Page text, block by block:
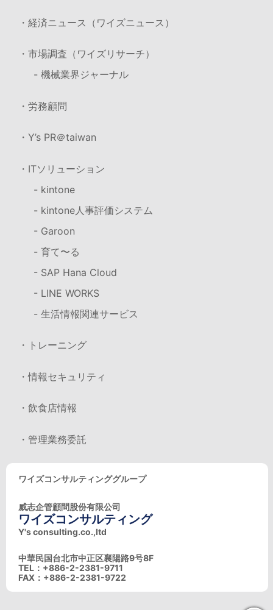
・経済ニュース（ワイズニュース）
・市場調査（ワイズリサーチ）
- 機械業界ジャーナル
・労務顧問
・Y’s PR＠taiwan
・ITソリューション
- kintone
- kintone人事評価システム
- Garoon
- 育て〜る
- SAP Hana Cloud
- LINE WORKS
- 生活情報関連サービス
・トレーニング
・情報セキュリティ
・飲食店情報
・管理業務委託
ワイズコンサルティンググループ
威志企管顧問股份有限公司
ワイズコンサルティング
Y's consulting.co.,ltd
中華民国台北市中正区襄陽路9号8F
TEL：+886-2-2381-9711
FAX：+886-2-2381-9722